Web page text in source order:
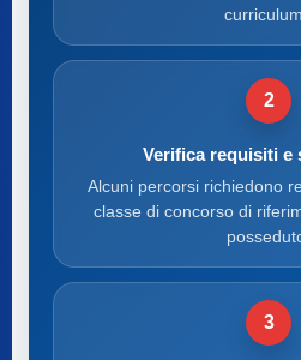
2
Verifica requisiti e
Alcuni percorsi richiedono
classe di concorso di
3